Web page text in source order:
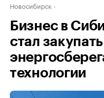
Новосибирск
Бизнес в
стал закупать
технологии